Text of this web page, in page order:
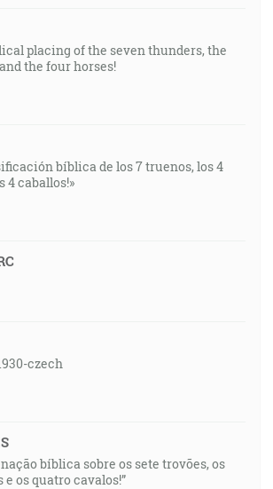
placing of the seven thunders, the
the four horses!
bíblica de los 7 truenos, los 4
4 caballos!»
czech
bíblica sobre os sete trovões, os
os quatro cavalos!”